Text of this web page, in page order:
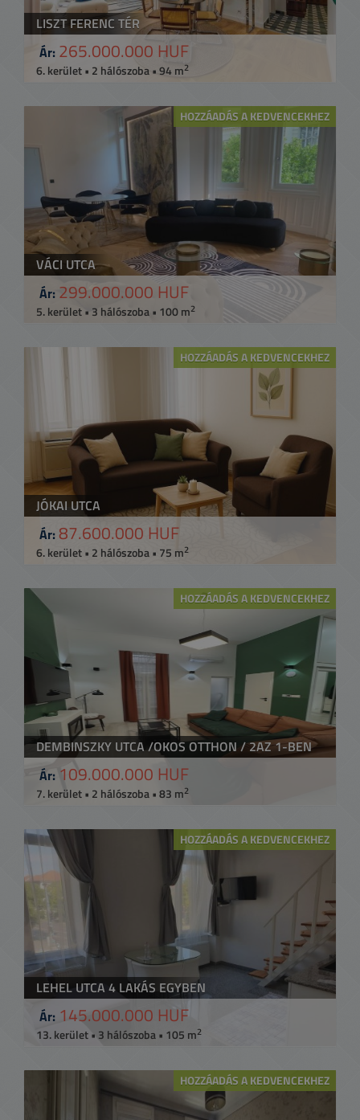
LISZT FERENC TÉR
Ár: 265.000.000 HUF
6. kerület • 2 hálószoba • 94 m2
HOZZÁADÁS A KEDVENCEKHEZ
VÁCI UTCA
Ár: 299.000.000 HUF
5. kerület • 3 hálószoba • 100 m2
HOZZÁADÁS A KEDVENCEKHEZ
JÓKAI UTCA
Ár:87.600.000 HUF
6. kerület • 2 hálószoba • 75 m2
HOZZÁADÁS A KEDVENCEKHEZ
DEMBINSZKY UTCA /OKOS OTTHON / 2AZ 1-BEN
Ár: 109.000.000 HUF
7. kerület • 2 hálószoba • 83 m2
HOZZÁADÁS A KEDVENCEKHEZ
LEHEL UTCA 4 LAKÁS EGYBEN
Ár: 145.000.000 HUF
13. kerület • 3 hálószoba • 105 m2
HOZZÁADÁS A KEDVENCEKHEZ